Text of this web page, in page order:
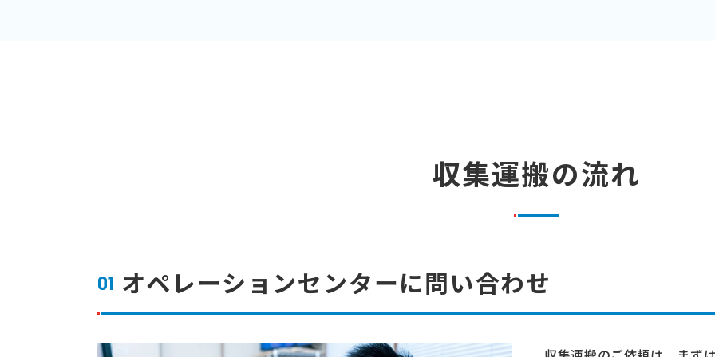
収集運搬の流れ
01 オペレーションセンターに問い合わせ